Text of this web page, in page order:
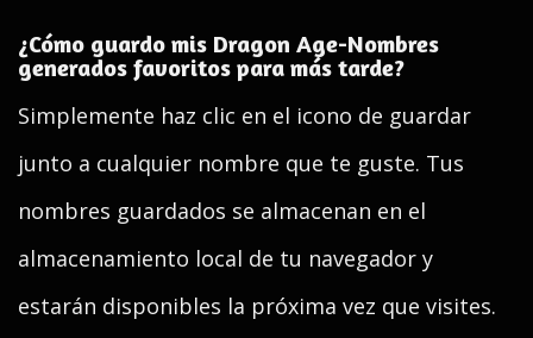
¿Cómo guardo mis Dragon Age-Nombres
generados favoritos para más tarde?
Simplemente haz clic en el icono de guardar
junto a cualquier nombre que te guste. Tus
nombres guardados se almacenan en el
almacenamiento local de tu navegador y
estarán disponibles la próxima vez que visites.